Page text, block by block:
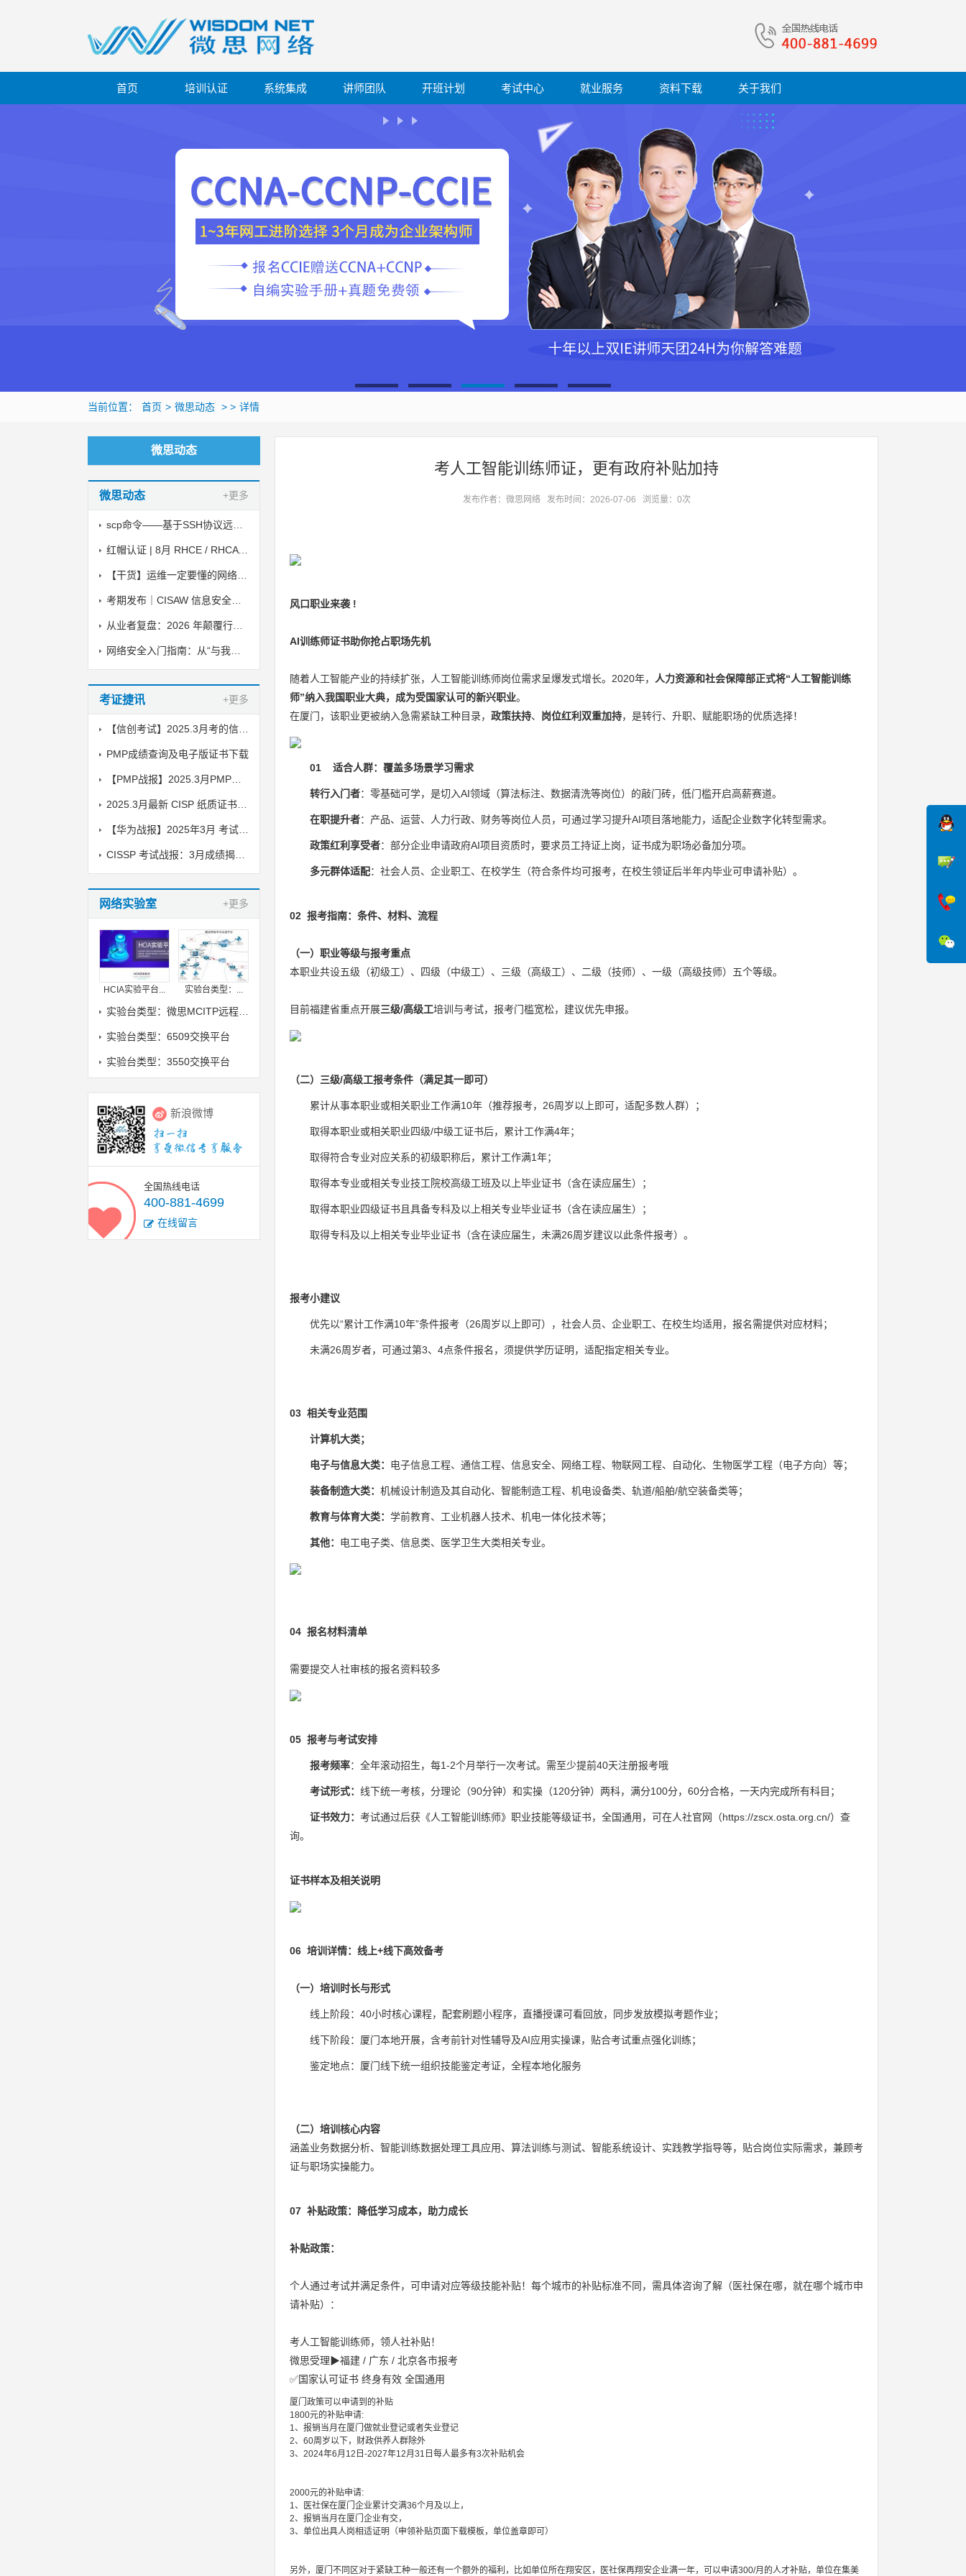
首页 培训认证 系统集成 讲师团队 开班计划 考试中心 就业服务 资料下载 关于我们
1 2 3 4 5
当前位置： 首页 > 微思动态 > > 详情
微思动态
微思动态 +更多
红帽认证 | 8月 RHCE / RHCA 考试时间
考证捷讯 +更多
PMP成绩查询及电子版证书下载
网络实验室 +更多
HCIA实验平台... 实验台类型：...
实验台类型：6509交换平台
实验台类型：3550交换平台
新浪微博
全国热线电话
400-881-4699
在线留言
考人工智能训练师证，更有政府补贴加持
发布作者：微思网络 发布时间：2026-07-06 浏览量： 0次
风口职业来袭 !
AI训练师证书助你抢占职场先机
随着人工智能产业的持续扩张，人工智能训练师岗位需求呈爆发式增长。2020年，
人力资源和社会保障部正式将“人工智能训练
师”纳入我国职业大典，成为受国家认可的新兴职业。
在厦门，该职业更被纳入急需紧缺工种目录， 政策扶持、 岗位红利双重加持，是转行、升职、赋能职场的优质选择！
01 适合人群：覆盖多场景学习需求
转行入门者：零基础可学，是切入AI领域（算法标注、数据清洗等岗位）的敲门砖，低门槛开启高薪赛道。
在职提升者：产品、运营、人力行政、财务等岗位人员，可通过学习提升AI项目落地能力，适配企业数字化转型需求。
政策红利享受者：部分企业申请政府AI项目资质时，要求员工持证上岗，证书成为职场必备加分项。
多元群体适配：社会人员、企业职工、在校学生（符合条件均可报考，在校生领证后半年内毕业可申请补贴）。
02 报考指南：条件、材料、流程
（一）职业等级与报考重点
本职业共设五级（初级工）、四级（中级工）、三级（高级工）、二级（技师）、一级（高级技师）五个等级。
目前福建省重点开展三级/高级工培训与考试，报考门槛宽松，建议优先申报。
（二）三级/高级工报考条件（满足其一即可）
累计从事本职业或相关职业工作满10年（推荐报考，26周岁以上即可，适配多数人群）；
取得本职业或相关职业四级/中级工证书后，累计工作满4年；
取得符合专业对应关系的初级职称后，累计工作满1年；
取得本专业或相关专业技工院校高级工班及以上毕业证书（含在读应届生）；
取得本职业四级证书且具备专科及以上相关专业毕业证书（含在读应届生）；
取得专科及以上相关专业毕业证书（含在读应届生，未满26周岁建议以此条件报考）。
报考小建议
优先以“累计工作满10年”条件报考（26周岁以上即可），社会人员、企业职工、在校生均适用，报名需提供对应材料；
未满26周岁者，可通过第3、4点条件报名，须提供学历证明，适配指定相关专业。
03 相关专业范围
计算机大类；
电子与信息大类： 电子信息工程、通信工程、信息安全、网络工程、物联网工程、自动化、生物医学工程（电子方向）等；
装备制造大类： 机械设计制造及其自动化、智能制造工程、机电设备类、轨道/船舶/航空装备类等；
教育与体育大类： 学前教育、工业机器人技术、机电一体化技术等；
其他： 电工电子类、信息类、医学卫生大类相关专业。
04 报名材料清单
需要提交人社审核的报名资料较多
05 报考与考试安排
报考频率：全年滚动招生，每1-2个月举行一次考试。需至少提前40天注册报考哦
考试形式： 线下统一考核，分理论（90分钟）和实操（120分钟）两科，满分100分，60分合格，一天内完成所有科目；
证书效力： 考试通过后获《人工智能训练师》职业技能等级证书，全国通用，可在人社官网（https://zscx.osta.org.cn/）查
询。
证书样本及相关说明
06 培训详情：线上+线下高效备考
（一）培训时长与形式
线上阶段：40小时核心课程，配套刷题小程序，直播授课可看回放，同步发放模拟考题作业；
线下阶段：厦门本地开展，含考前针对性辅导及AI应用实操课，贴合考试重点强化训练；
鉴定地点：厦门线下统一组织技能鉴定考证，全程本地化服务
（二）培训核心内容
涵盖业务数据分析、智能训练数据处理工具应用、算法训练与测试、智能系统设计、实践教学指导等，贴合岗位实际需求，兼顾考
证与职场实操能力。
07 补贴政策：降低学习成本，助力成长
补贴政策：
个人通过考试并满足条件，可申请对应等级技能补贴！每个城市的补贴标准不同，需具体咨询了解（医社保在哪，就在哪个城市申
请补贴）：
考人工智能训练师，领人社补贴！
微思受理▶福建 / 广东 / 北京各市报考
✅国家认可证书 终身有效 全国通用
厦门政策可以申请到的补贴
1800元的补贴申请:
1、报销当月在厦门做就业登记或者失业登记
2、60周岁以下，财政供养人群除外
3、2024年6月12日-2027年12月31日每人最多有3次补贴机会
2000元的补贴申请:
1、医社保在厦门企业累计交满36个月及以上，
2、报销当月在厦门企业有交，
3、单位出具人岗相适证明（申领补贴页面下载模板，单位盖章即可）
另外，厦门不同区对于紧缺工种一般还有一个额外的福利，比如单位所在翔安区，医社保再翔安企业满一年，可以申请300/月的人才补贴，单位在集美